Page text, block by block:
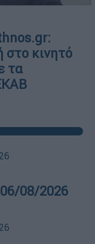
στο κινητό
τα
06/08/2026